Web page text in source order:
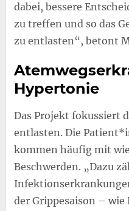
dabei, bessere
zu treffen und so das
zu entlasten“, betont
Hypertonie
Das Projekt fokussiert
entlasten. Die
kommen häufig mit
Beschwerden. „Dazu
der Grippesaison – wie